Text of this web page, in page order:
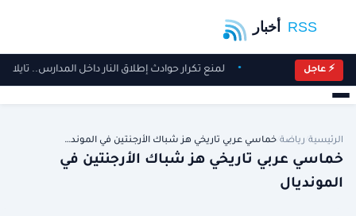
⚡ عاجل لمنع تكرار حوادث إطلاق النار داخل المدارس..
الرئيسية رياضة خماسي عربي تاريخي هز شباك الأرجنتين في الموند…
خماسي عربي تاريخي هز شباك الأرجنتين في
المونديال